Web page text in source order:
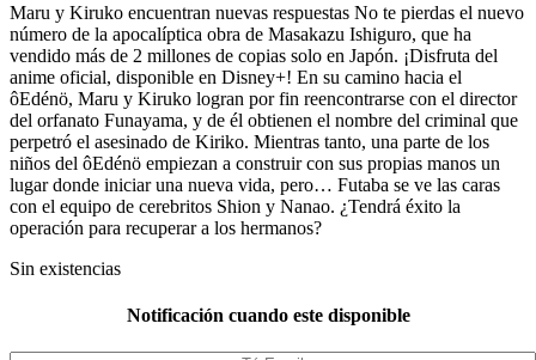
Maru y Kiruko encuentran nuevas respuestas No te pierdas el nuevo
número de la apocalíptica obra de Masakazu Ishiguro, que ha
vendido más de 2 millones de copias solo en Japón. ¡Disfruta del
anime oficial, disponible en Disney+! En su camino hacia el
ôEdénö, Maru y Kiruko logran por fin reencontrarse con el director
del orfanato Funayama, y de él obtienen el nombre del criminal que
perpetró el asesinado de Kiriko. Mientras tanto, una parte de los
niños del ôEdénö empiezan a construir con sus propias manos un
lugar donde iniciar una nueva vida, pero… Futaba se ve las caras
con el equipo de cerebritos Shion y Nanao. ¿Tendrá éxito la
operación para recuperar a los hermanos?
Sin existencias
Notificación cuando este disponible